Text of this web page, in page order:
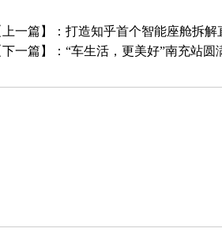
上一篇】： 打造知乎首个智能座舱拆
下一篇】： “车生活，更美好”南充站圆